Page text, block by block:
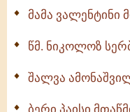
მამა ვალენტინი
წმ. ნიკოლოზ
შალვა